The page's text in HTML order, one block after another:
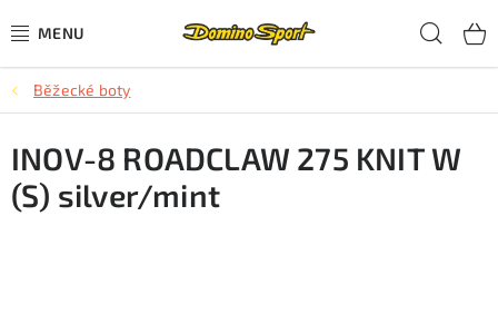
na
CYKLISTIKA
SJEZDOVÉ LYŽOVÁNÍ
SKIALPOVÉ LYŽOVÁNÍ
Běžecké boty
INOV-8 ROADCLAW 275 KNIT W
(S) silver/mint